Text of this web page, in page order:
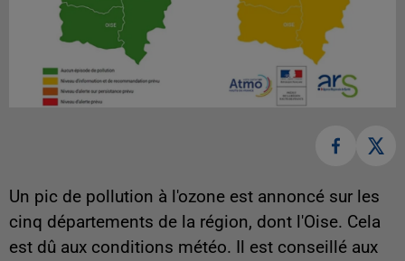
Un pic de pollution à l'ozone est annoncé sur les
cinq départements de la région, dont l'Oise. Cela
est dû aux conditions météo. Il est conseillé aux